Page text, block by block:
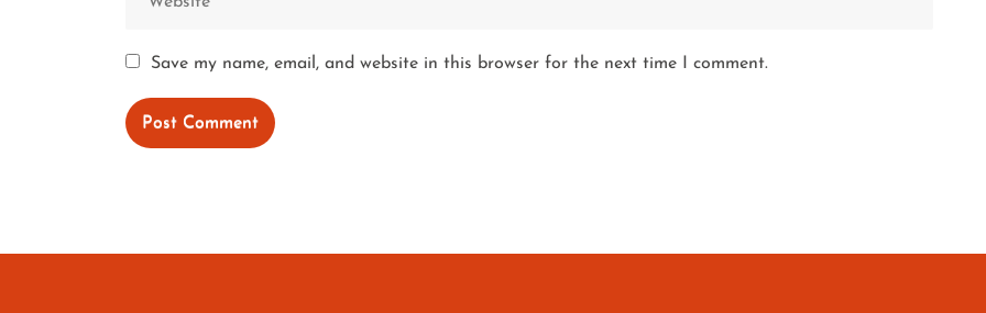
Save my name, email, and website in this browser for the next time I comment.